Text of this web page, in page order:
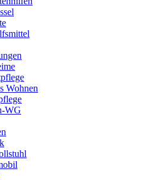
Wohnen
WG